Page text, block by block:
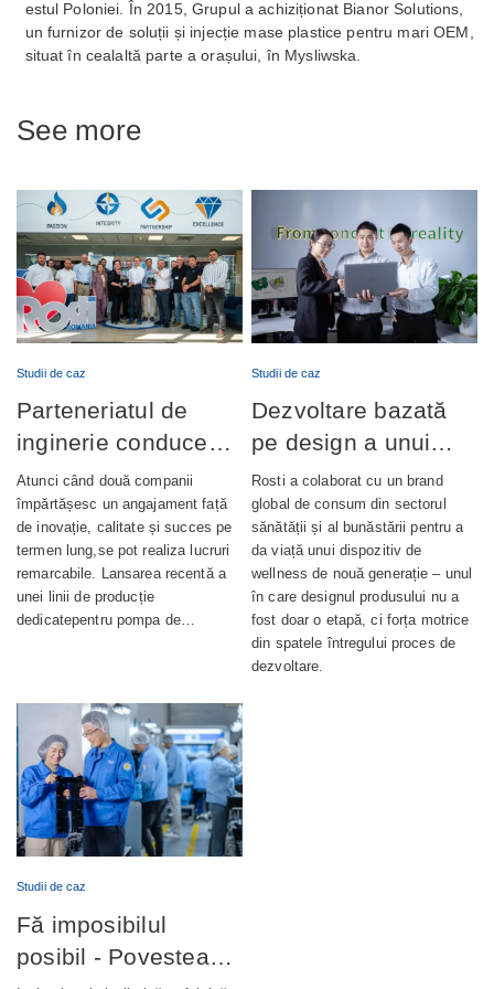
estul Poloniei. În 2015, Grupul a achiziționat Bianor Solutions,
un furnizor de soluții și injecție mase plastice pentru mari OEM,
situat în cealaltă parte a orașului, în Mysliwska.
See more
Studii de caz
Parteneriatul de
inginerie conduce
lansarea cu succes
a producției de
pompe de ungere
automată
Atunci când două companii
împărtășesc un angajament față
de inovație, calitate și succes pe
termen lung,se pot realiza lucruri
remarcabile. Lansarea recentă a
unei linii de producție
dedicatepentru pompa de…
Studii de caz
Dezvoltare bazată
pe design a unui
dispozitiv de
wellness complet
integrat
Rosti a colaborat cu un brand
global de consum din sectorul
sănătății și al bunăstării pentru a
da viață unui dispozitiv de
wellness de nouă generație – unul
în care designul produsului nu a
fost doar o etapă, ci forța motrice
din spatele întregului proces de
dezvoltare.
Studii de caz
Fă imposibilul
posibil - Povestea